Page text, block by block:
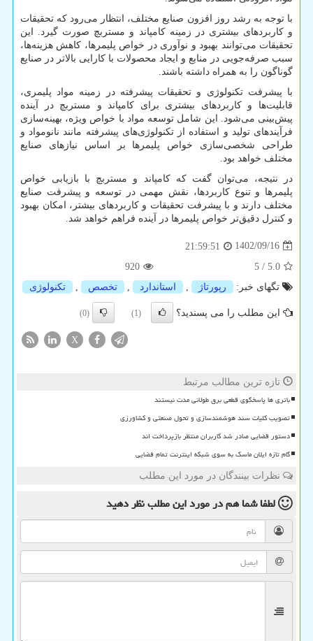
با توجه به رشد روز افزون صنایع مختلف، انتظار می‌رود که تحقیقات
و کاربردهای بیشتری در زمینه کامپاند و مستربچ صورت گیرد. این
تحقیقات می‌توانند بهبود و نوآوری در خواص پلیمرها، کاهش هزینه‌ها،
سبب صرفه‌جویی در منابع و ایجاد محصولات با کارایی بالاتر در صنایع
گوناگون را به همراه داشته باشند.
با پیشرفت تکنولوژی و تحقیقات پیشرفته در زمینه مواد پلیمری،
قابلیت‌ها و کاربردهای بیشتری برای کامپاند و مستربچ در آینده
پیش‌بینی می‌شود. این شامل توسعه مواد با خواص ویژه، بهینه‌سازی
فرآیندهای تولید و استفاده از تکنولوژی‌های پیشرفته مانند نانومواد و
طراحی شخصی‌سازی خواص پلیمرها بر اساس نیازهای صنایع
مختلف خواهد بود.
در نتیجه، می‌توان گفت که کامپاند و مستربچ با بازیابی خواص
پلیمرها و تنوع کاربردها، نقش مهمی در توسعه و پیشرفت صنایع
مختلف دارند و با پیشرفت تحقیقات و کاربردهای بیشتر، امکان بهبود
و کنترل دقیق‌تر خواص پلیمرها در آینده فراهم خواهد شد.
1402/09/16
21:59:51
5.0
/
5
920
تگهای خبر:
رپورتاژ , استاندارد , تخصص , تكنولوژی
این مطلب را می پسندید؟ (1)
(0)
X
تازه ترین مطالب مرتبط
باتری ها پاسخگوی قطعی برق طولانی مدت نیستند
تصویب کلیات سند هوشمندسازی و تحول صنعتی و کشاورزی
دستور قضایی صادر شد کاربران منتظر بازپرداخت اند
گام تازه ایلان ماسک به سوی شبکه اینترنت تمام فضایی
نظرات بینندگان در مورد این مطلب
لطفا شما همدر مورد این مطلبنظر دهید